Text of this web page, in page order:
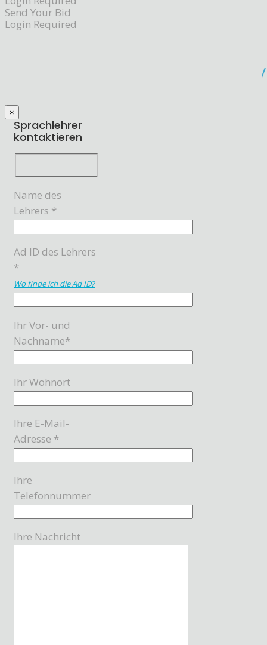
Send Your Bid
Login Required
×
Sprachlehrer
kontaktieren
Name des
Lehrers *
Ad ID des Lehrers
*
Wo finde ich die Ad ID?
Ihr Vor- und
Nachname*
Ihr Wohnort
Ihre E-Mail-
Adresse *
Ihre
Telefonnummer
Ihre Nachricht